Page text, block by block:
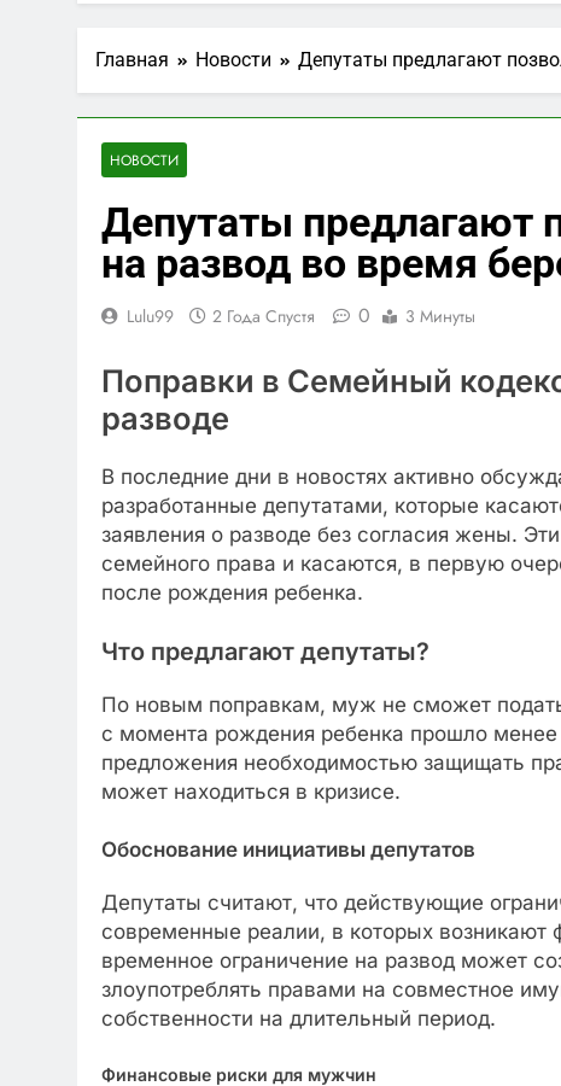
Официальный
1 Год Спустя
Вклады в
Главная Новости Депутаты предлагают
НОВОСТИ
Депутаты предлагают
на развод во время
Lulu99 2 Года Спустя 0 3 Минуты
Поправки в Семейный
разводе
В последние дни в новостях активно
разработанные депутатами, которые
заявления о разводе без согласия жены.
семейного права и касаются, в первую
после рождения ребенка.
Что предлагают депутаты?
По новым поправкам, муж не сможет
с момента рождения ребенка прошло
предложения необходимостью защищать
может находиться в кризисе.
Обоснование инициативы депутатов
Депутаты считают, что действующие
современные реалии, в которых
временное ограничение на развод может
злоупотреблять правами на совместное
собственности на длительный период.
Финансовые риски для мужчин